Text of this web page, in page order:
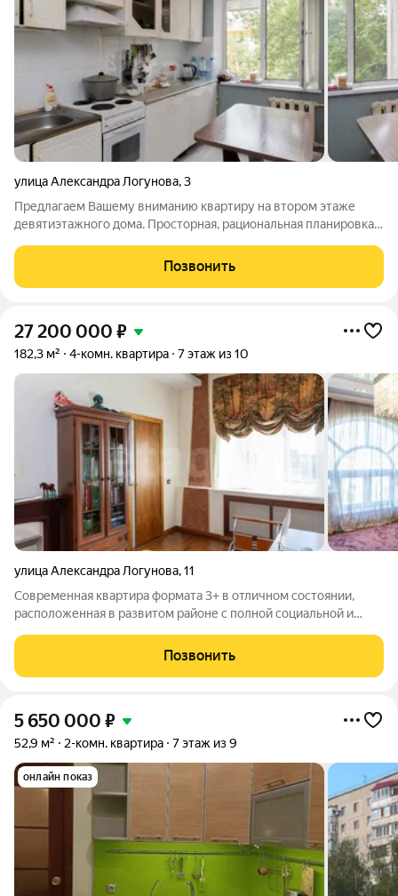
улица Александра Логунова,3
Предлагаем Вашему вниманию квартиру на втором этаже
девятиэтажного дома. Просторная, рациональная планировка с
себя: кухню, большой зал-гостиную, две спальни, из одной
выход на лоджию, раздельный
Позвонить
27 200 000 ₽
182,3 м² 4-комн. квартира 7 этаж из 10
улица Александра Логунова,11
Современная квартира формата 3+ в отличном состоянии,
расположенная в развитом районе с полной социальной и
объекта является продуманная и просторная планировка.
Центром притяжения служит
Позвонить
5 650 000 ₽
52,9 м² 2-комн. квартира 7 этаж из 9
онлайн показ